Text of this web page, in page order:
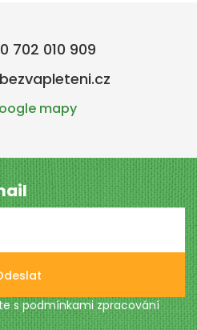
702 010 909
mapy
s podmínkami zpracování